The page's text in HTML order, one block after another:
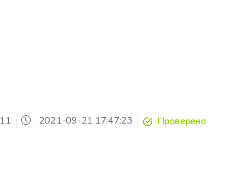
11 2021-09-21 17:47:23 Проверено